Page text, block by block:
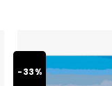
-33%